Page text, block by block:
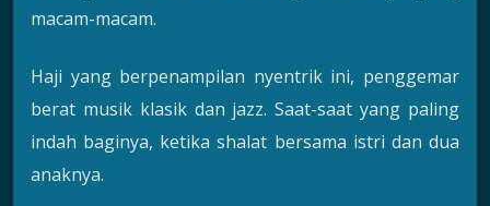
macam-macam.
Haji yang berpenampilan nyentrik ini, penggemar
berat musik klasik dan jazz. Saat-saat yang paling
indah baginya, ketika shalat bersama istri dan dua
anaknya.